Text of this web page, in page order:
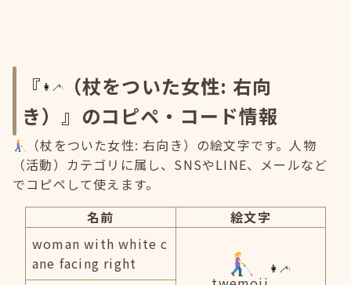
『
（杖をついた女性: 右向
き）』のコピペ・コード情報
（杖をついた女性: 右向き）の絵文字です。人物
（活動）カテゴリに属し、SNSやLINE、メールなど
でコピペして使えます。
名前
絵文字
woman with white c
ane facing right